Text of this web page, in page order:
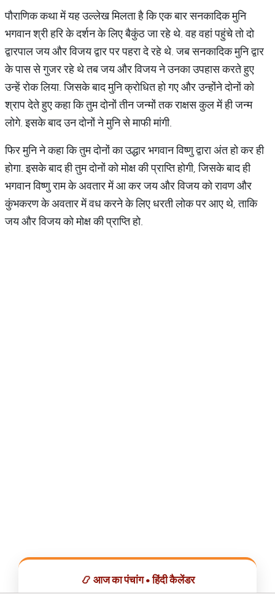
पौराणिक कथा में यह उल्लेख मिलता है कि एक बार सनकादिक मुनि
भगवान श्री हरि के दर्शन के लिए बैकुंठ जा रहे थे. वह वहां पहुंचे तो दो
द्वारपाल जय और विजय द्वार पर पहरा दे रहे थे. जब सनकादिक मुनि द्वार
के पास से गुजर रहे थे तब जय और विजय ने उनका उपहास करते हुए
उन्हें रोक लिया. जिसके बाद मुनि क्रोधित हो गए और उन्होंने दोनों को
श्राप देते हुए कहा कि तुम दोनों तीन जन्मों तक राक्षस कुल में ही जन्म
लोगे. इसके बाद उन दोनों ने मुनि से माफी मांगी.
फिर मुनि ने कहा कि तुम दोनों का उद्धार भगवान विष्णु द्वारा अंत हो कर ही
होगा. इसके बाद ही तुम दोनों को मोक्ष की प्राप्ति होगी, जिसके बाद ही
भगवान विष्णु राम के अवतार में आ कर जय और विजय को रावण और
कुंभकरण के अवतार में वध करने के लिए धरती लोक पर आए थे, ताकि
जय और विजय को मोक्ष की प्राप्ति हो.
📿 आज का पंचांग • हिंदी कैलेंडर